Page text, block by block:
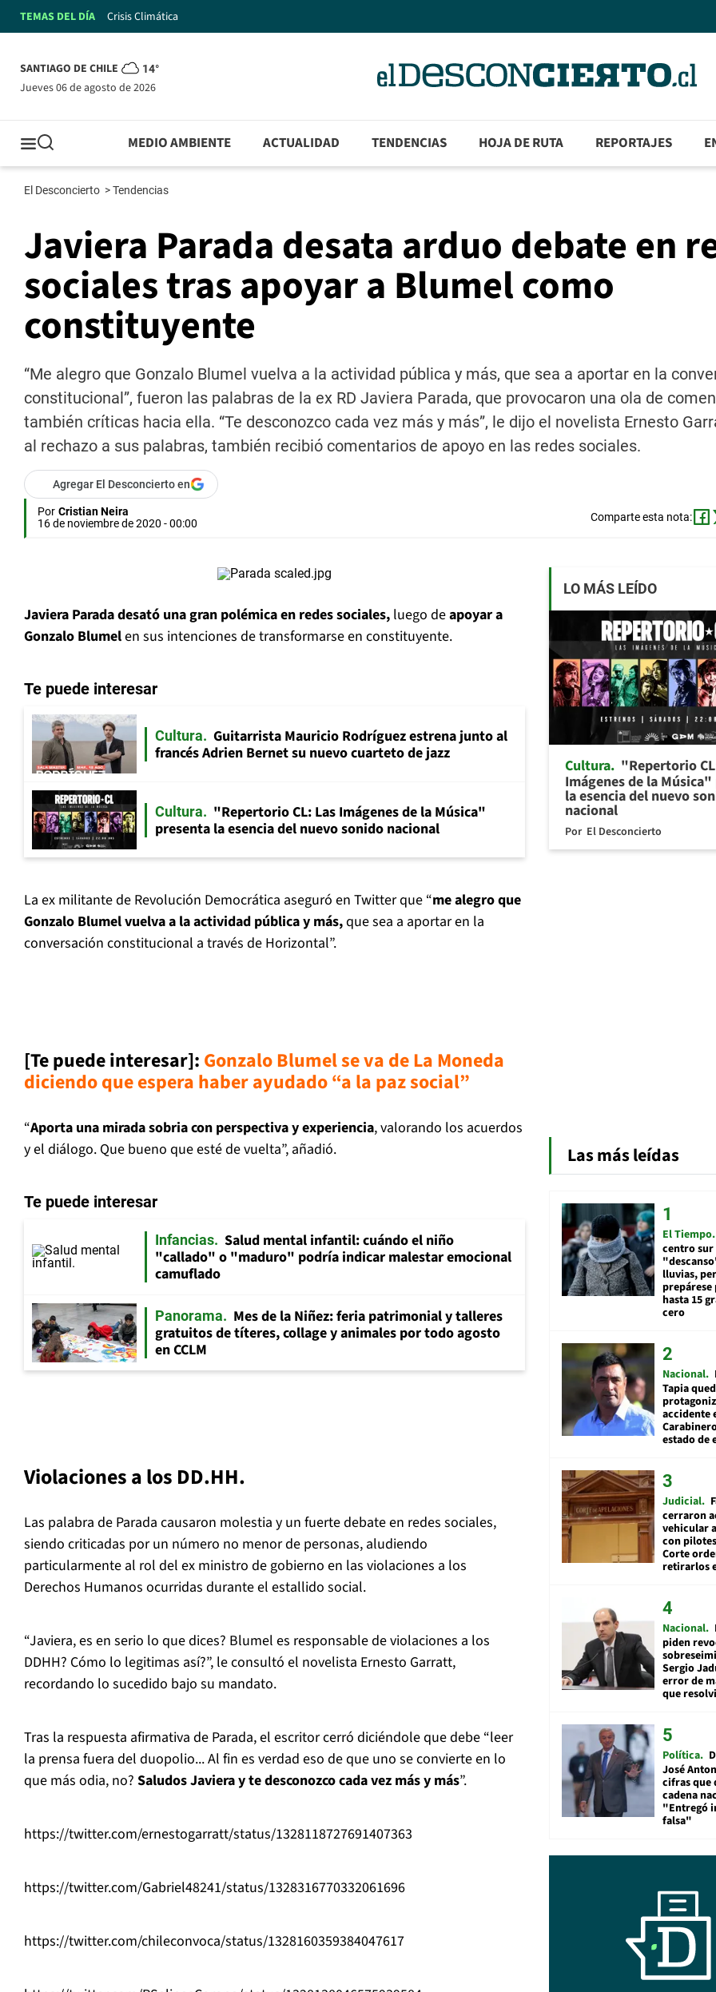
TEMAS DEL DÍA Crisis Climática
SANTIAGO DE CHILE 14°
jueves 06 de agosto de 2026
MEDIO AMBIENTE ACTUALIDAD TENDENCIAS HOJA DE RUTA REPORTAJES
El Desconcierto >Tendencias
Javiera Parada desata arduo debate en
sociales tras apoyar a Blumel como
constituyente
“Me alegro que Gonzalo Blumel vuelva a la actividad pública y más, que sea a aportar en la
constitucional”, fueron las palabras de la ex RD Javiera Parada, que provocaron una ola de
también críticas hacia ella. “Te desconozco cada vez más y más”, le dijo el novelista Ernesto
al rechazo a sus palabras, también recibió comentarios de apoyo en las redes sociales.
Agregar El Desconcierto en
Por Cristian Neira
16 de noviembre de 2020 - 00:00
Comparte esta nota:
Javiera Parada desató una gran polémica en redes sociales, luego deapoyar a
Gonzalo Blumelen sus intenciones de transformarse en constituyente.
Te puede interesar
Cultura
Guitarrista Mauricio Rodríguez estrena junto al
francés Adrien Bernet su nuevo cuarteto de jazz
Cultura
"Repertorio CL: Las Imágenes de la Música"
presenta la esencia del nuevo sonido nacional
La ex militante de Revolución Democrática aseguró en Twitter que “me alegro que
Gonzalo Blumel vuelva a la actividad pública y más,que sea a aportar en la
conversación constitucional a través de Horizontal”.
[Te puede interesar]: Gonzalo Blumel se va de La Moneda
diciendo que espera haber ayudado “a la paz social”
“Aporta una mirada sobria con perspectiva y experiencia, valorando los acuerdos
y el diálogo. Que bueno que esté de vuelta”, añadió.
Te puede interesar
Infancias
Salud mental infantil: cuándo el niño
"callado" o "maduro" podría indicar malestar emocional
camuflado
Panorama
Mes de la Niñez: feria patrimonial y talleres
gratuitos de títeres, collage y animales por todo agosto
en CCLM
Violaciones a los DD.HH.
Las palabra de Parada causaron molestia y un fuerte debate en redes sociales,
siendo criticadas por un número no menor de personas, aludiendo
particularmente al rol del ex ministro de gobierno en las violaciones a los
Derechos Humanos ocurridas durante el estallido social.
“Javiera, es en serio lo que dices? Blumel es responsable de violaciones a los
DDHH? Cómo lo legitimas así?”, le consultó el novelista Ernesto Garratt,
recordando lo sucedido bajo su mandato.
Tras la respuesta afirmativa de Parada, el escritor cerró diciéndole que debe “leer
la prensa fuera del duopolio... Al fin es verdad eso de que uno se convierte en lo
que más odia, no? Saludos Javiera y te desconozco cada vez más y más”.
https://twitter.com/ernestogarratt/status/1328118727691407363
https://twitter.com/Gabriel48241/status/1328316770332061696
https://twitter.com/chileconvoca/status/1328160359384047617
LO MÁS LEÍDO
Cultura "Repertorio
Imágenes de la
la esencia del nuevo
nacional
Por El Desconcierto
Las más leídas
El Tiempo
centro
lluvias,
hasta 15
cero
Nacional
Tapia
accidente
estado de
Judicial
cerraron
vehicular
con
Corte
retirarlos
Nacional
piden
Sergio
error de
que
Política
José
cifras que
cadena
"Entregó
falsa"